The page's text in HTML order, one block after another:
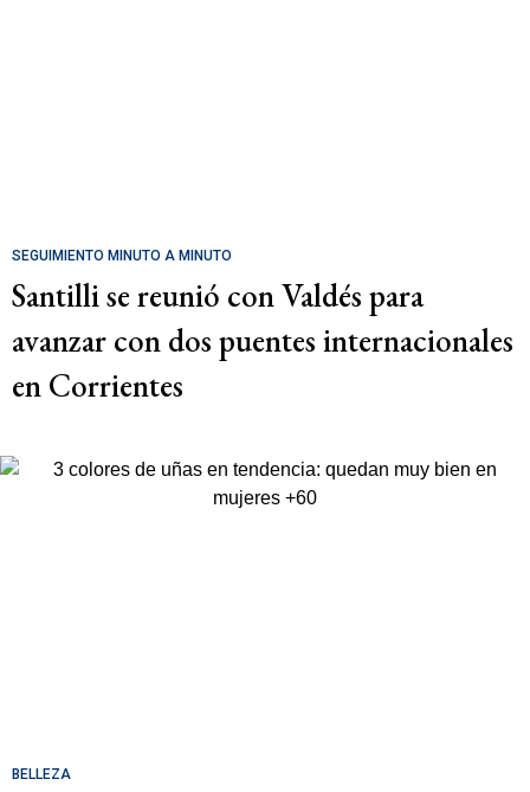
SEGUIMIENTO MINUTO A MINUTO
Santilli se reunió con Valdés para
avanzar con dos puentes internacionales
en Corrientes
BELLEZA